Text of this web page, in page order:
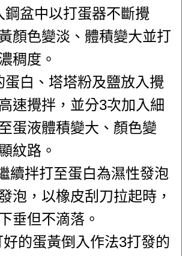
鋼盆中以打蛋器不斷攪
顏色變淡、體積變大並打
稠度。
蛋白、塔塔粉及鹽放入攪
速攪拌，並分3次加入細
蛋液體積變大、顏色變
紋路。
續拌打至蛋白為濕性發泡
泡，以橡皮刮刀拉起時，
垂但不滴落。
的蛋黃倒入作法3打發的